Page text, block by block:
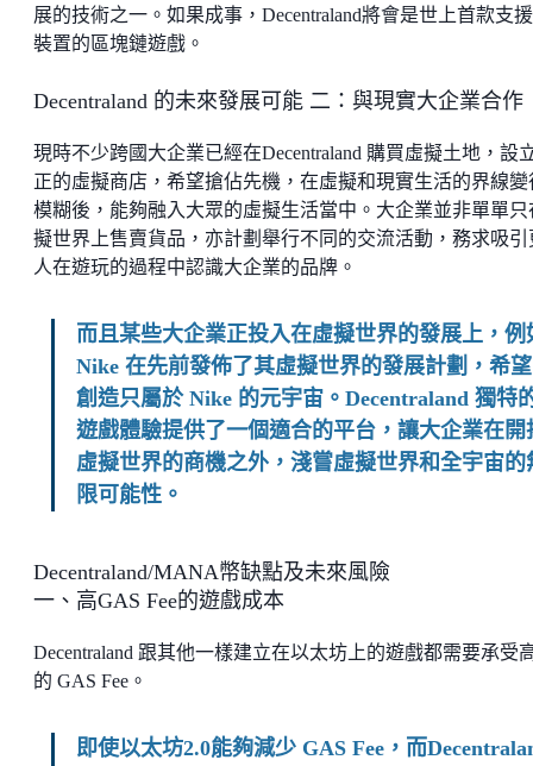
展的技術之一。如果成事，Decentraland將會是世上首款支
裝置的區塊鏈遊戲。
Decentraland 的未來發展可能 二：與現實大企業合作
現時不少跨國大企業已經在Decentraland 購買虛擬土地，設
正的虛擬商店，希望搶佔先機，在虛擬和現實生活的界線變
模糊後，能夠融入大眾的虛擬生活當中。大企業並非單單只
擬世界上售賣貨品，亦計劃舉行不同的交流活動，務求吸引
人在遊玩的過程中認識大企業的品牌。
而且某些大企業正投入在虛擬世界的發展上，例
Nike 在先前發佈了其虛擬世界的發展計劃，希望
創造只屬於 Nike 的元宇宙。Decentraland 獨特
遊戲體驗提供了一個適合的平台，讓大企業在開
虛擬世界的商機之外，淺嘗虛擬世界和全宇宙的
限可能性。
Decentraland/MANA幣缺點及未來風險
一、高GAS Fee的遊戲成本
Decentraland 跟其他一樣建立在以太坊上的遊戲都需要承受
的 GAS Fee。
即使以太坊2.0能夠減少 GAS Fee，而